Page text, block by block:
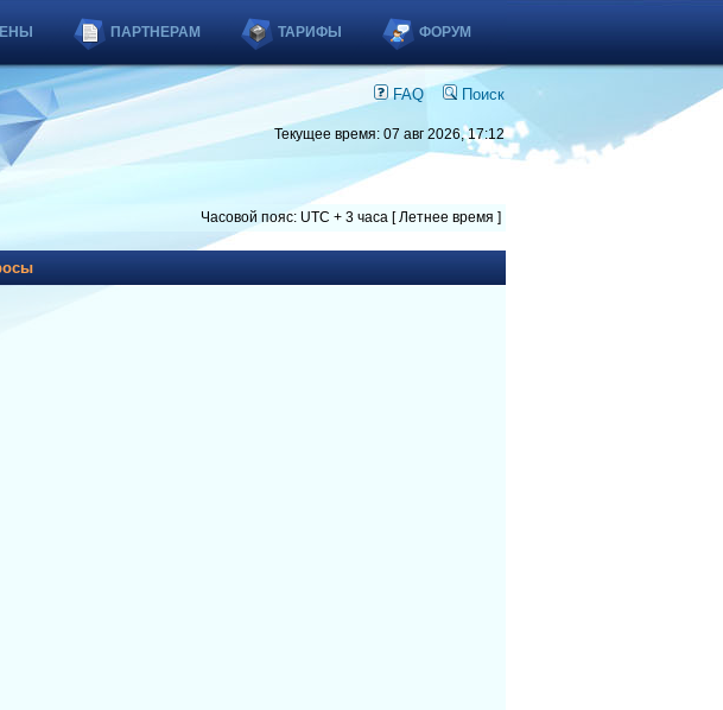
ПАРТНЕРАМ ТАРИФЫ ФОРУМ
FAQ Поиск
Текущее время: 07 авг 2026, 17:12
Часовой пояс: UTC + 3 часа [ Летнее время ]